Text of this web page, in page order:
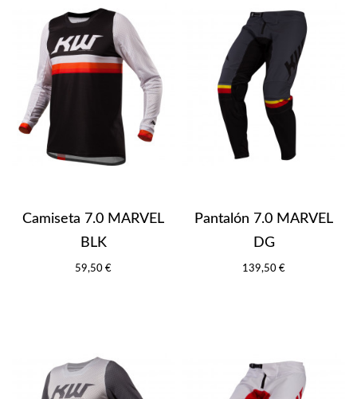
Camiseta 7.0 MARVEL
BLK
59,50 €
Pantalón 7.0 MARVEL
DG
139,50 €